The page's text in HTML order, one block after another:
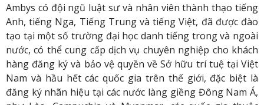
Ambys có đội ngũ luật sư và nhân viên thành thạo tiếng
Anh, tiếng Nga, Tiếng Trung và tiếng Việt, đã được đào
tạo tại một số trường đại học danh tiếng trong và ngoài
nước, có thể cung cấp dịch vụ chuyên nghiệp cho khách
hàng đăng ký và bảo vệ quyền về Sở hữu trí tuệ tại Việt
Nam và hầu hết các quốc gia trên thế giới, đặc biệt là
đăng ký nhãn hiệu tại các nước làng giềng Đông Nam Á,